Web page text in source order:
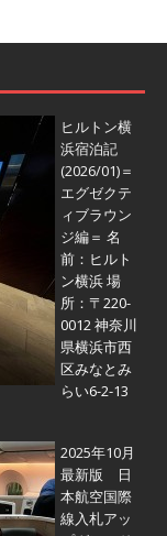
ヒルトン横
浜宿泊記
(2026/01)＝
エグゼクテ
ィブラウン
ジ編＝ 名
前：ヒルト
ン横浜 場
所：〒220-
0012 神奈川
県横浜市西
区みなとみ
らい6-2-13
2025年10月
最新版 日
本航空国際
線入札アッ